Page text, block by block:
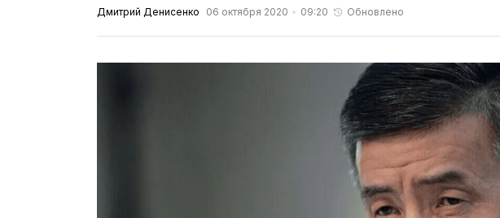
Дмитрий Денисенко 06 октября 2020 09:20 Обновлено